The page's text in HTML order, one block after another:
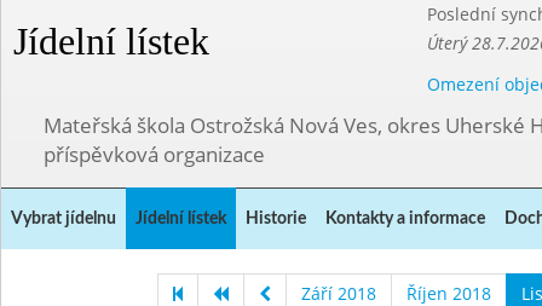
Jídelní lístek
Poslední
Úterý
Omezení
Mateřská škola Ostrožská Nová Ves, okres Uherské
příspěvková organizace
Vybrat jídelnu Jídelní lístek Historie Kontakty a informace
Září 2018 Říjen 2018